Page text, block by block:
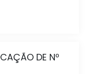
DE Nº